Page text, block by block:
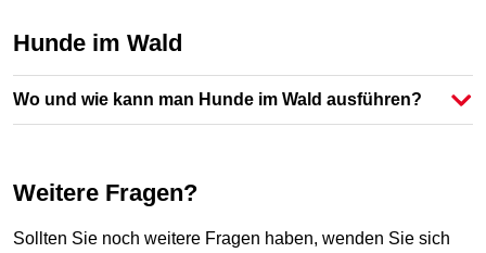
Hunde im Wald
Wo und wie kann man Hunde im Wald ausführen?
Weitere Fragen?
Sollten Sie noch weitere Fragen haben, wenden Sie sich